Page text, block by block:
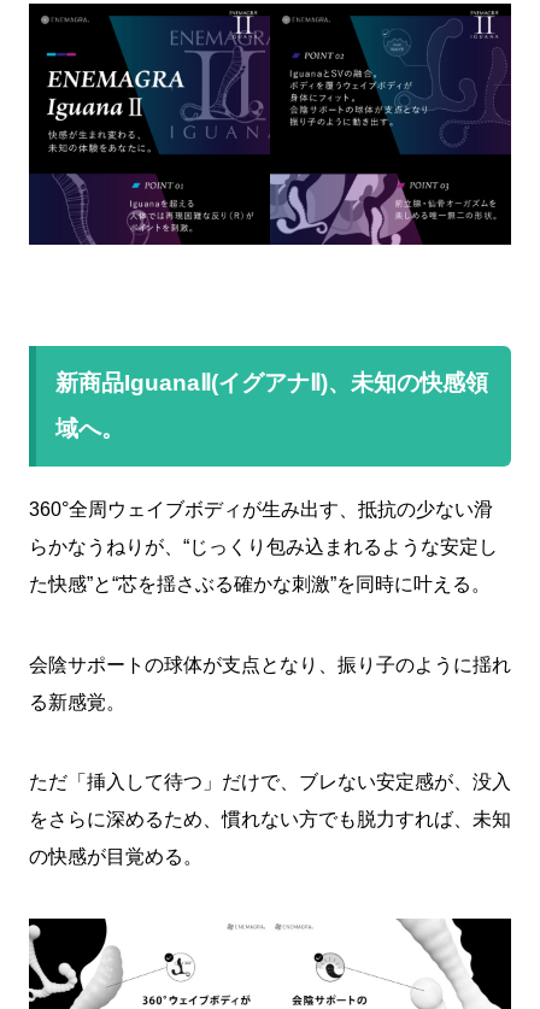
新商品IguanaⅡ(イグアナⅡ)、未知の快感領
域へ。
360°全周ウェイブボディが生み出す、抵抗の少ない滑
らかなうねりが、“じっくり包み込まれるような安定し
た快感”と“芯を揺さぶる確かな刺激”を同時に叶える。
会陰サポートの球体が支点となり、振り子のように揺れ
る新感覚。
ただ「挿入して待つ」だけで、ブレない安定感が、没入
をさらに深めるため、慣れない方でも脱力すれば、未知
の快感が目覚める。